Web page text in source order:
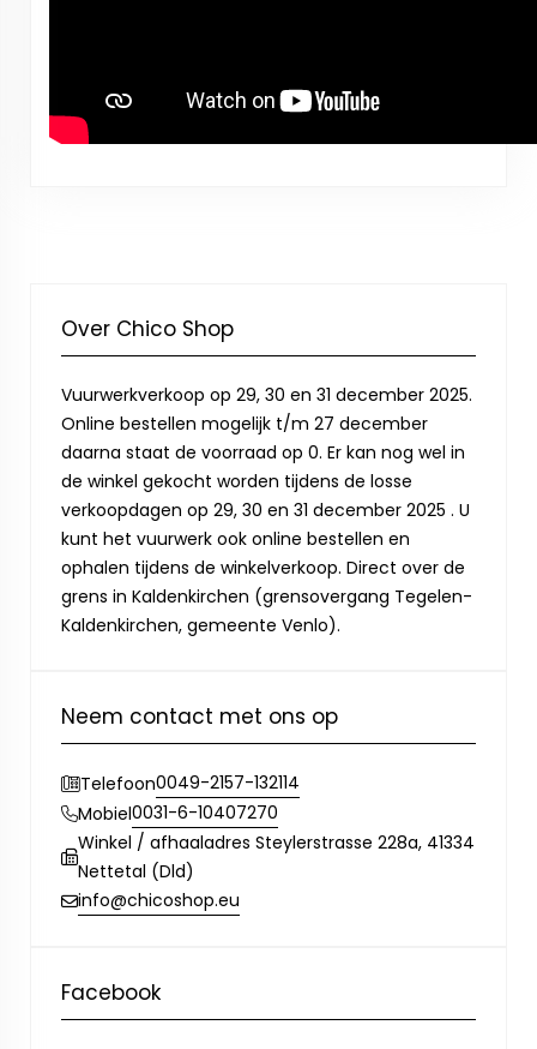
Over Chico Shop
Vuurwerkverkoop op 29, 30 en 31 december 2025.
Online bestellen mogelijk t/m 27 december
daarna staat de voorraad op 0. Er kan nog wel in
de winkel gekocht worden tijdens de losse
verkoopdagen op 29, 30 en 31 december 2025 . U
kunt het vuurwerk ook online bestellen en
ophalen tijdens de winkelverkoop. Direct over de
grens in Kaldenkirchen (grensovergang Tegelen-
Kaldenkirchen, gemeente Venlo).
Neem contact met ons op
Telefoon0049-2157-132114
Mobiel0031-6-10407270
Winkel / afhaaladres Steylerstrasse 228a, 41334
Nettetal (Dld)
info@chicoshop.eu
Facebook